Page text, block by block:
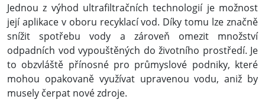
Jednou z výhod ultrafiltračních technologií je možnost
její aplikace v oboru recyklací vod. Díky tomu lze značně
snížit spotřebu vody a zároveň omezit množství
odpadních vod vypouštěných do životního prostředí. Je
to obzvláště přínosné pro průmyslové podniky, které
mohou opakovaně využívat upravenou vodu, aniž by
musely čerpat nové zdroje.